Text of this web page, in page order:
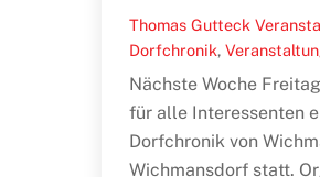
Thomas Gutteck
Dorfchronik,
Nächste Woche
für alle Interessenten
Dorfchronik von
Wichmansdorf statt.